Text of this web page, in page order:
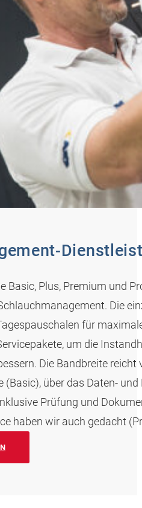
Basic, Plus, Premium und
Die
für
um die
Die Bandbreite
(Basic), über das Daten-
Prüfung und
haben wir auch gedacht